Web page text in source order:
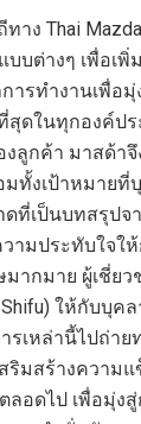
ทาง Thai
บต่างๆ เพื่อเพิ่ม
การทำงานเพื่อ
สุดในทุกองค์ปร
งลูกค้า มาสด้าจึ
ทั้งเป้าหมายที่
ดที่เป็นบทสรุปจ
ามประทับใจใ
มากมาย ผู้เชี่ย
ให้กับบุคล
รเหล่านี้ไปถ่าย
ริมสร้างความ
ลอดไป เพื่อมุ่ง